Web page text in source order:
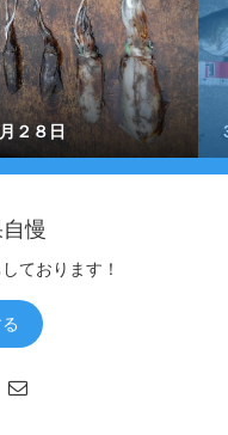
２８日
慢
ております！